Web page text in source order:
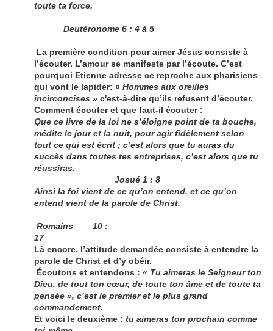
toute ta force.
Deutéronome 6 : 4 à 5
La première condition pour aimer Jésus consiste à
l’écouter. L’amour se manifeste par l’écoute. C’est
pourquoi Etienne adresse ce reproche aux pharisiens
qui vont le lapider: « Hommes aux oreilles
incirconcises » c'est-à-dire qu’ils refusent d’écouter.
Comment écouter et que faut-il écouter :
Que ce livre de la loi ne s’éloigne point de ta bouche,
médite le jour et la nuit, pour agir fidèlement selon
tout ce qui est écrit ; c’est alors que tu auras du
succès dans toutes tes entreprises, c’est alors que tu
réussiras.
Josué 1 : 8
Ainsi la foi vient de ce qu’on entend, et ce qu’on
entend vient de la parole de Christ.
Romains 10 :
17
Là encore, l’attitude demandée consiste à entendre la
parole de Christ et d’y obéir.
Écoutons et entendons : « Tu aimeras le Seigneur ton
Dieu, de tout ton cœur, de toute ton âme et de toute ta
pensée », c’est le premier et le plus grand
commandement.
Et voici le deuxième : tu aimeras ton prochain comme